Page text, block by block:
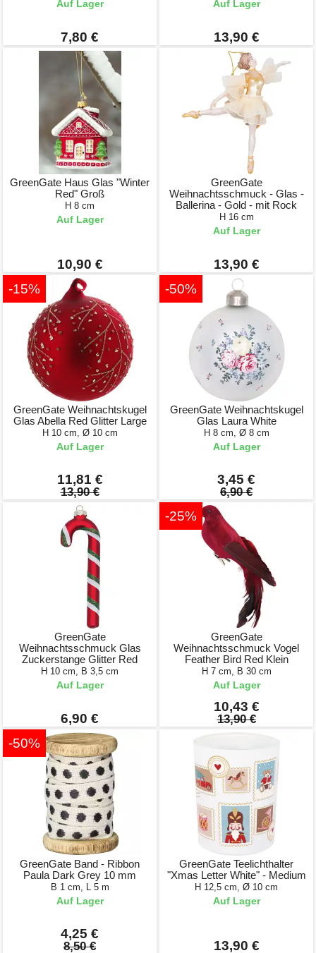
Auf Lager
7,80 €
Auf Lager
13,90 €
GreenGate Haus Glas "Winter
Red" Groß
H 8 cm
Auf Lager
10,90 €
GreenGate
Weihnachtsschmuck - Glas -
Ballerina - Gold - mit Rock
H 16 cm
Auf Lager
13,90 €
-15%
GreenGate Weihnachtskugel
Glas Abella Red Glitter Large
H 10 cm, Ø 10 cm
Auf Lager
11,81 €
13,90 €
-50%
GreenGate Weihnachtskugel
Glas Laura White
H 8 cm, Ø 8 cm
Auf Lager
3,45 €
6,90 €
GreenGate
Weihnachtsschmuck Glas
Zuckerstange Glitter Red
H 10 cm, B 3,5 cm
Auf Lager
6,90 €
-25%
GreenGate
Weihnachtsschmuck Vogel
Feather Bird Red Klein
H 7 cm, B 30 cm
Auf Lager
10,43 €
13,90 €
-50%
GreenGate Band - Ribbon
Paula Dark Grey 10 mm
B 1 cm, L 5 m
Auf Lager
4,25 €
8,50 €
GreenGate Teelichthalter
"Xmas Letter White" - Medium
H 12,5 cm, Ø 10 cm
Auf Lager
13,90 €